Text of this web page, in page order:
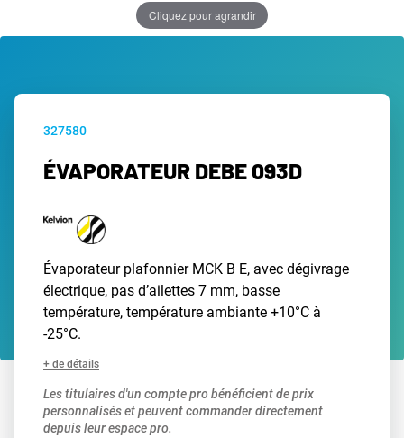
Cliquez pour agrandir
327580
ÉVAPORATEUR DEBE 093D
Évaporateur plafonnier MCK B E, avec dégivrage
électrique, pas d’ailettes 7 mm, basse
température, température ambiante +10°C à
-25°C.
+ de détails
Les titulaires d'un compte pro bénéficient de prix
personnalisés et peuvent commander directement
depuis leur espace pro.